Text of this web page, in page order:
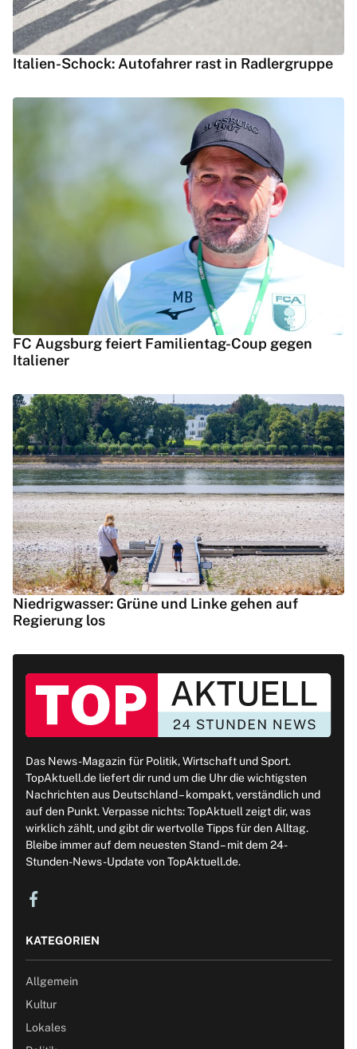
Italien-Schock: Autofahrer rast in Radlergruppe
FC Augsburg feiert Familientag-Coup gegen
Italiener
Niedrigwasser: Grüne und Linke gehen auf
Regierung los
Das News-Magazin für Politik, Wirtschaft und Sport.
TopAktuell.de liefert dir rund um die Uhr die wichtigsten
Nachrichten aus Deutschland – kompakt, verständlich und
auf den Punkt. Verpasse nichts: TopAktuell zeigt dir, was
wirklich zählt, und gibt dir wertvolle Tipps für den Alltag.
Bleibe immer auf dem neuesten Stand – mit dem 24-
Stunden-News-Update von TopAktuell.de.
KATEGORIEN
Allgemein
Kultur
Lokales